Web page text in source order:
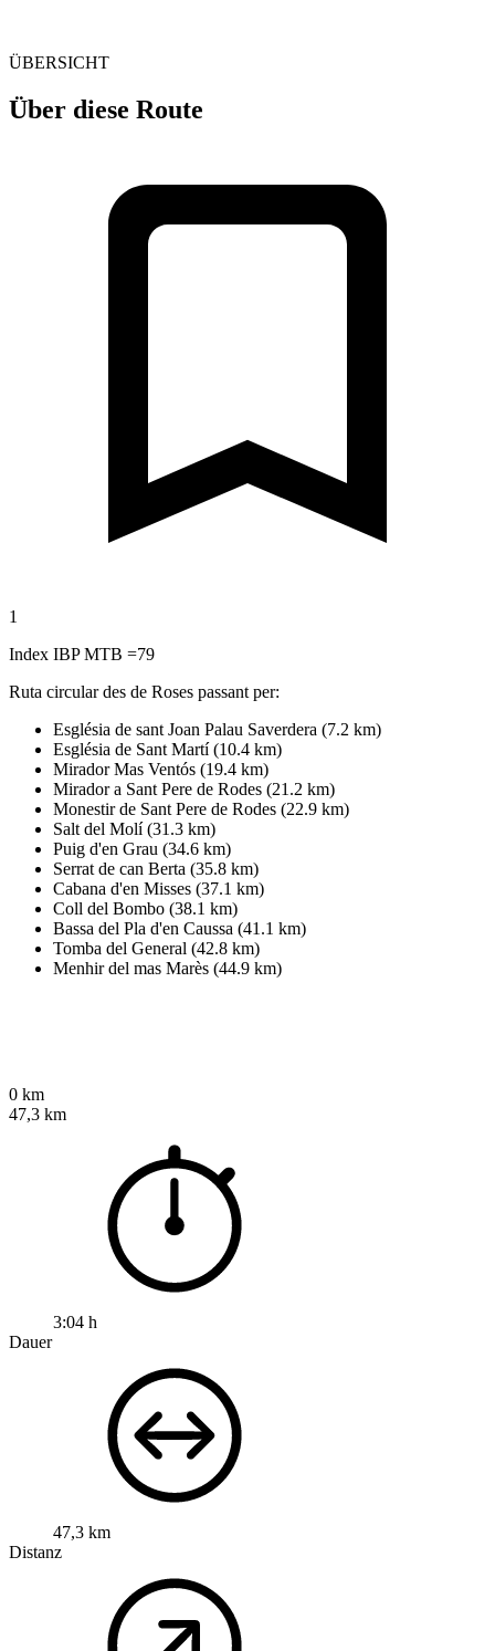
ÜBERSICHT
Über diese Route
1
Index IBP MTB =79
Ruta circular des de Roses passant per:
Església de sant Joan Palau Saverdera (7.2 km)
Església de Sant Martí (10.4 km)
Mirador Mas Ventós (19.4 km)
Mirador a Sant Pere de Rodes (21.2 km)
Monestir de Sant Pere de Rodes (22.9 km)
Salt del Molí (31.3 km)
Puig d'en Grau (34.6 km)
Serrat de can Berta (35.8 km)
Cabana d'en Misses (37.1 km)
Coll del Bombo (38.1 km)
Bassa del Pla d'en Caussa (41.1 km)
Tomba del General (42.8 km)
Menhir del mas Marès (44.9 km)
0 km
47,3 km
3:04 h
Dauer
47,3 km
Distanz